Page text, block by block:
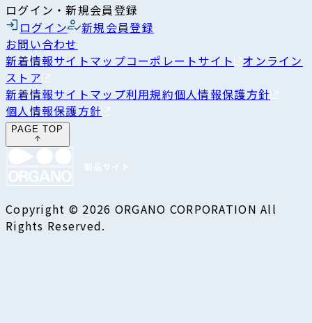
ログイン・新規会員登録
ログイン
新規会員登録
お問い合わせ
新着情報サイトマップコーポレートサイト オンライン
ストア
新着情報サイトマップ利用規約個人情報保護方針
個人情報保護方針
PAGE TOP
Copyright © 2026 ORGANO CORPORATION All
Rights Reserved.